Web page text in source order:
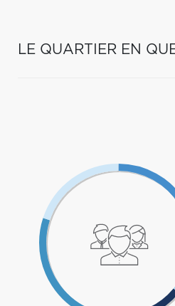
LE QUARTIER EN